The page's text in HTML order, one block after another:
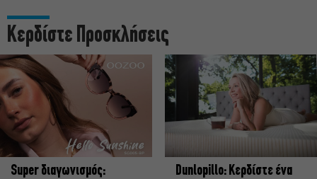
Κερδίστε Προσκλήσεις
Super διαγωνισμός:
Dunlopillo: Κερδίστε ένα